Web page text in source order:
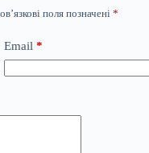
поля позначені *
Email *